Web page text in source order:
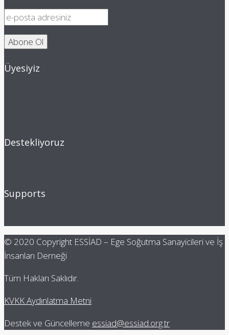
Üyesiyiz
Destekliyoruz
Supports
© 2020 Copyright ESSİAD – Ege Soğutma Sanayicileri ve İş
İnsanları Derneği
Tüm Hakları Saklıdır.
KVKK Aydınlatma Metni
Destek ve Güncelleme essiad@essiad.org.tr